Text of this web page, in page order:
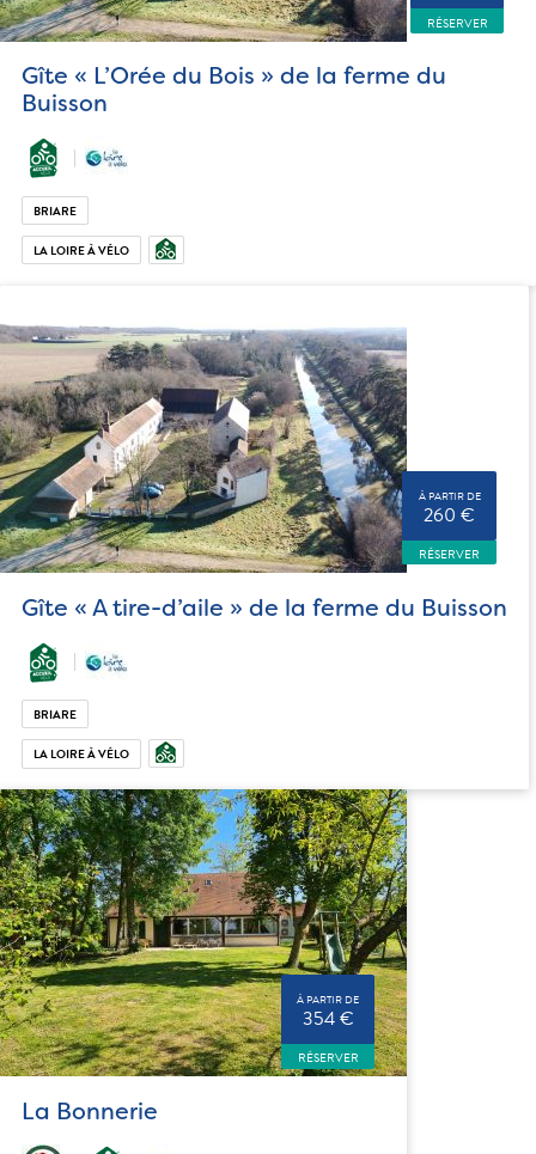
RÉSERVER
Gîte « L’Orée du Bois » de la ferme du
Buisson
BRIARE
LA LOIRE À VÉLO
À PARTIR DE
260 €
RÉSERVER
Gîte « A tire-d’aile » de la ferme du Buisson
BRIARE
LA LOIRE À VÉLO
À PARTIR DE
354 €
RÉSERVER
La Bonnerie